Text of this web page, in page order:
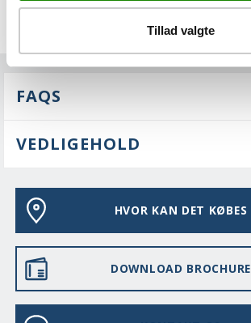
Tillad valgte
FAQS
VEDLIGEHOLD
HVOR KAN DET KØBES
DOWNLOAD BROCHURE